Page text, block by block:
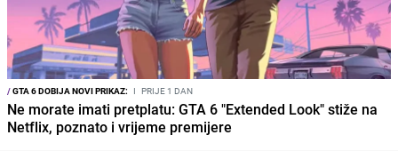
/GTA 6 DOBIJA NOVI PRIKAZ: I PRIJE 1 DAN
Ne morate imati pretplatu: GTA 6 "Extended Look" stiže na
Netflix, poznato i vrijeme premijere